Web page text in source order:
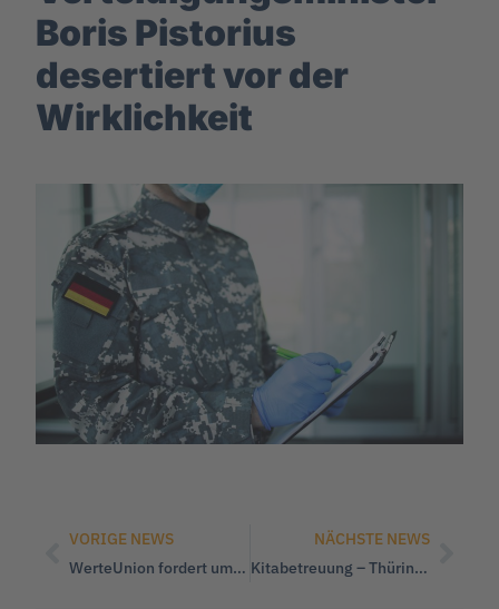
Boris Pistorius
desertiert vor der
Wirklichkeit
VORIGE NEWS
WerteUnion fordert umfassende Maßnahmen gegen Islamismus!
NÄCHSTE NEWS
Kitabetreuung – Thüringer Landesregierung und CDU zerstören Gemeindehaushalte